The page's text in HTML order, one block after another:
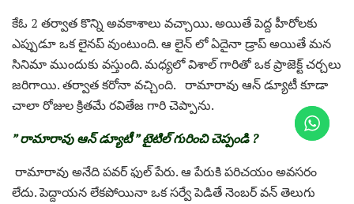
కేఓ 2 తర్వాత కొన్ని అవకాశాలు వచ్చాయి. అయితే పెద్ద హీరోలకు
ఎప్పుడూ ఒక లైనప్ వుంటుంది. ఆ లైన్ లో ఏదైనా డ్రాప్ అయితే మన
సినిమా ముందుకు వస్తుంది. మధ్యలో విశాల్ గారితో ఒక ప్రాజెక్ట్ చర్చలు
జరిగాయి. తర్వాత కరోనా వచ్చింది. రామారావు ఆన్ డ్యూటీ కూడా
చాలా రోజుల క్రితమే రవితేజ గారి చెప్పాను.
” రామారావు ఆన్ డ్యూటీ ” టైటిల్ గురించి చెప్పండి ?
రామారావు అనేది పవర్ ఫుల్ పేరు. ఆ పేరుకి పరిచయం అవసరం
లేదు. పెద్దాయన లేకపోయినా ఒక సర్వే పెడితే నెంబర్ వన్ తెలుగు